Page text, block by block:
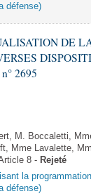
défense)
DE
2695
M. Boccaletti,
Mme Lavalette,
8 - Rejeté
la
défense)